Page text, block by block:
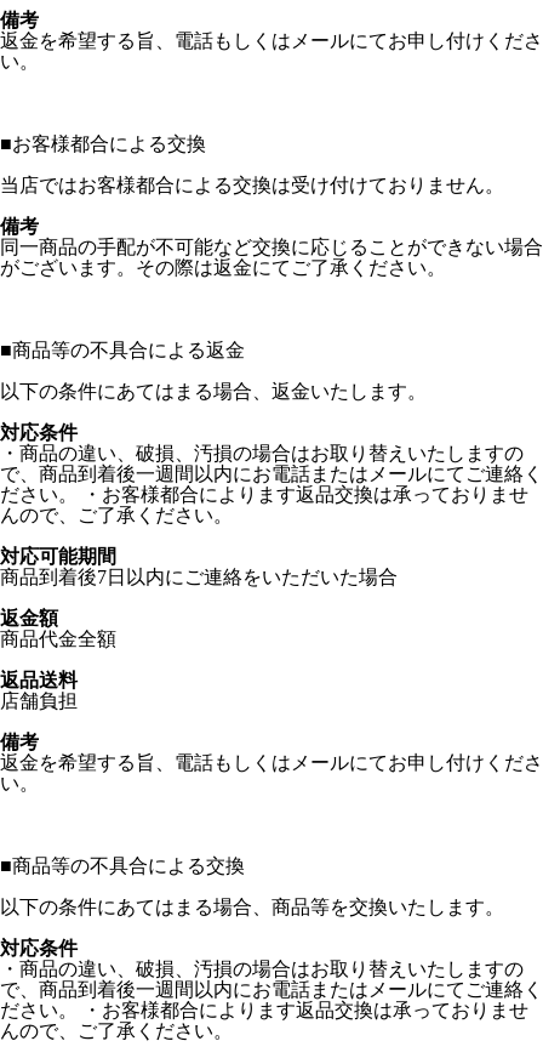
備考
返金を希望する旨、電話もしくはメールにてお申し付けくださ
い。
■お客様都合による交換
当店ではお客様都合による交換は受け付けておりません。
備考
同一商品の手配が不可能など交換に応じることができない場合
がございます。その際は返金にてご了承ください。
■商品等の不具合による返金
以下の条件にあてはまる場合、返金いたします。
対応条件
・商品の違い、破損、汚損の場合はお取り替えいたしますの
で、商品到着後一週間以内にお電話またはメールにてご連絡く
ださい。 ・お客様都合によります返品交換は承っておりませ
んので、ご了承ください。
対応可能期間
商品到着後7日以内にご連絡をいただいた場合
返金額
商品代金全額
返品送料
店舗負担
備考
返金を希望する旨、電話もしくはメールにてお申し付けくださ
い。
■商品等の不具合による交換
以下の条件にあてはまる場合、商品等を交換いたします。
対応条件
・商品の違い、破損、汚損の場合はお取り替えいたしますの
で、商品到着後一週間以内にお電話またはメールにてご連絡く
ださい。 ・お客様都合によります返品交換は承っておりませ
んので、ご了承ください。